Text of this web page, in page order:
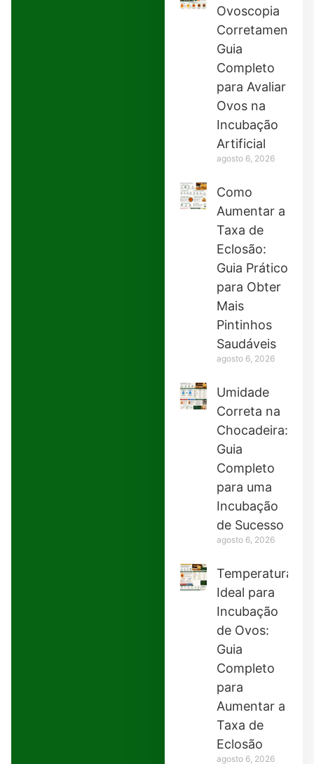
Ovoscopia
Corretamente:
Guia
Completo
para Avaliar
Ovos na
Incubação
Artificial
agosto 6, 2026
Como
Aumentar a
Taxa de
Eclosão:
Guia Prático
para Obter
Mais
Pintinhos
Saudáveis
agosto 6, 2026
Umidade
Correta na
Chocadeira:
Guia
Completo
para uma
Incubação
de Sucesso
agosto 6, 2026
Temperatura
Ideal para
Incubação
de Ovos:
Guia
Completo
para
Aumentar a
Taxa de
Eclosão
agosto 6, 2026